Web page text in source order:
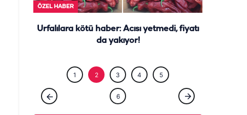
ÖZEL HABER
Urfalılara kötü haber: Acısı yetmedi, fiyatı
da yakıyor!
1 2 3 4 5
6